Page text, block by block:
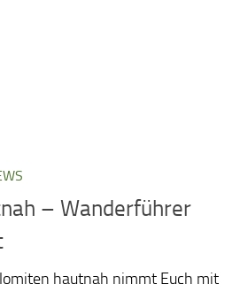
– Wanderführer
hautnah nimmt Euch mit